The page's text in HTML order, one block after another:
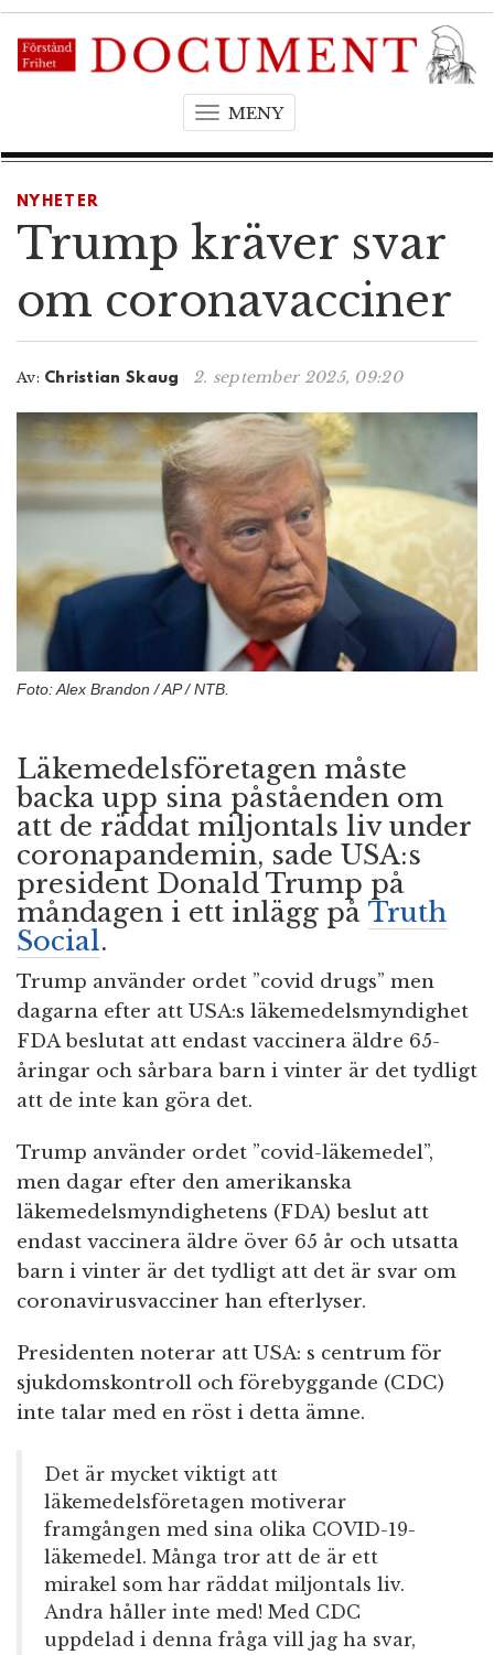
MENYT
g
e
a
g
t
i
o
n
NYHETER
Trump kräver svar
om coronavacciner
Av: Christian Skaug 2. september 2025, 09:20
Foto: Alex Brandon / AP / NTB.
Läkemedelsföretagen måste
backa upp sina påståenden om
att de räddat miljontals liv under
coronapandemin, sade USA:s
president Donald Trump på
måndagen i ett inlägg på Truth
Social.
Trump använder ordet ”covid drugs” men
dagarna efter att USA:s läkemedelsmyndighet
FDA beslutat att endast vaccinera äldre 65-
åringar och sårbara barn i vinter är det tydligt
att de inte kan göra det.
Trump använder ordet ”covid-läkemedel”,
men dagar efter den amerikanska
läkemedelsmyndighetens (FDA) beslut att
endast vaccinera äldre över 65 år och utsatta
barn i vinter är det tydligt att det är svar om
coronavirusvacciner han efterlyser.
Presidenten noterar att USA: s centrum för
sjukdomskontroll och förebyggande (CDC)
inte talar med en röst i detta ämne.
Det är mycket viktigt att
läkemedelsföretagen motiverar
framgången med sina olika COVID-19-
läkemedel. Många tror att de är ett
mirakel som har räddat miljontals liv.
Andra håller inte med! Med CDC
uppdelad i denna fråga vill jag ha svar,